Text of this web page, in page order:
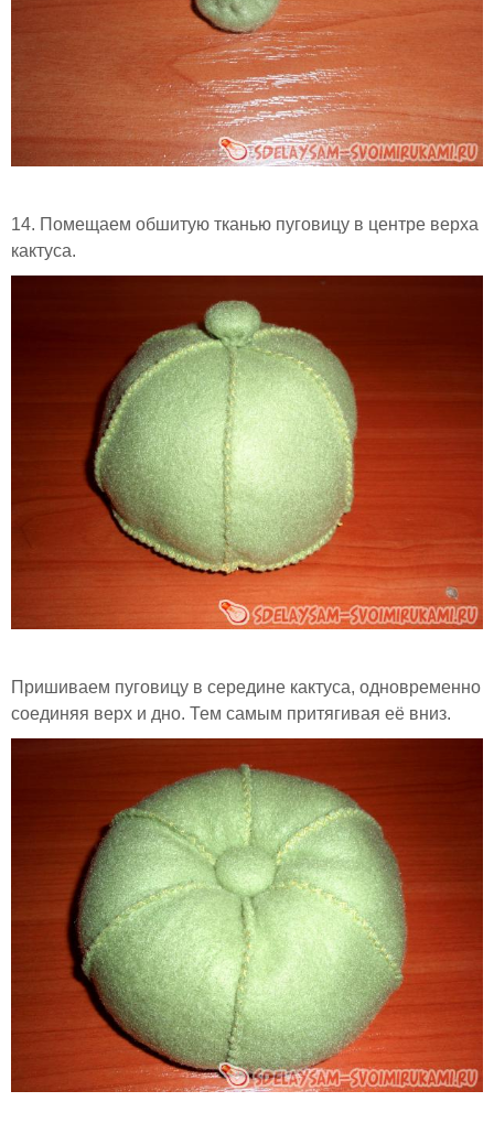
14. Помещаем обшитую тканью пуговицу в центре верха
кактуса.
Пришиваем пуговицу в середине кактуса, одновременно
соединяя верх и дно. Тем самым притягивая её вниз.